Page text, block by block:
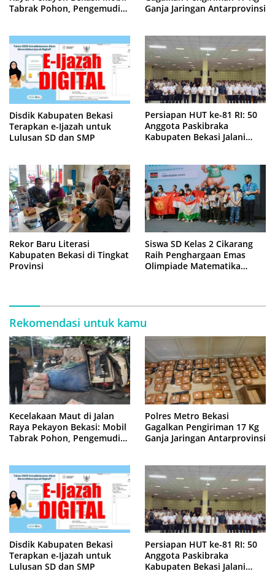
Tabrak Pohon, Pengemudi
Ganja Jaringan Antarprovinsi
Disdik Kabupaten Bekasi
Terapkan e-Ijazah untuk
Lulusan SD dan SMP
Persiapan HUT ke-81 RI: 50
Anggota Paskibraka
Kabupaten Bekasi Jalani
Rekor Baru Literasi
Kabupaten Bekasi di Tingkat
Provinsi
Siswa SD Kelas 2 Cikarang
Raih Penghargaan Emas
Olimpiade Matematika
Rekomendasi untuk kamu
Kecelakaan Maut di Jalan
Raya Pekayon Bekasi: Mobil
Tabrak Pohon, Pengemudi
Polres Metro Bekasi
Gagalkan Pengiriman 17 Kg
Ganja Jaringan Antarprovinsi
Disdik Kabupaten Bekasi
Terapkan e-Ijazah untuk
Lulusan SD dan SMP
Persiapan HUT ke-81 RI: 50
Anggota Paskibraka
Kabupaten Bekasi Jalani